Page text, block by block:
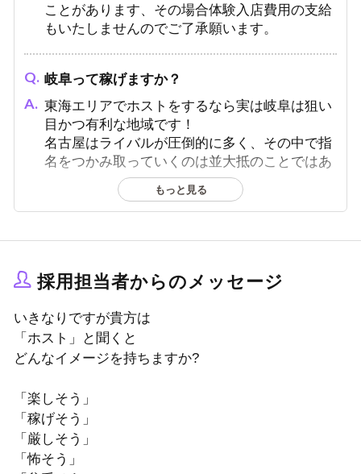
ことがあります、その場合体験入店費用の支給
もいたしませんのでご了承願います。
岐阜って稼げますか？
東海エリアでホストをするなら実は岐阜は狙い
目かつ有利な地域です！
名古屋はライバルが圧倒的に多く、その中で指
名をつかみ取っていくのは並大抵のことではあ
岐阜は柳ケ瀬や金津園といった歓楽街を抱えつ
お金を持っている女性は多いのにホストクラブ
が少ないのでバランスがよく、新規や指名客の
チャンスが多く頑張りが売上に繋がりやすい街
です。
もっと見る
採用担当者からのメッセージ
いきなりですが貴方は
「ホスト」と聞くと
どんなイメージを持ちますか?
「楽しそう」
「稼げそう」
「厳しそう」
「怖そう」